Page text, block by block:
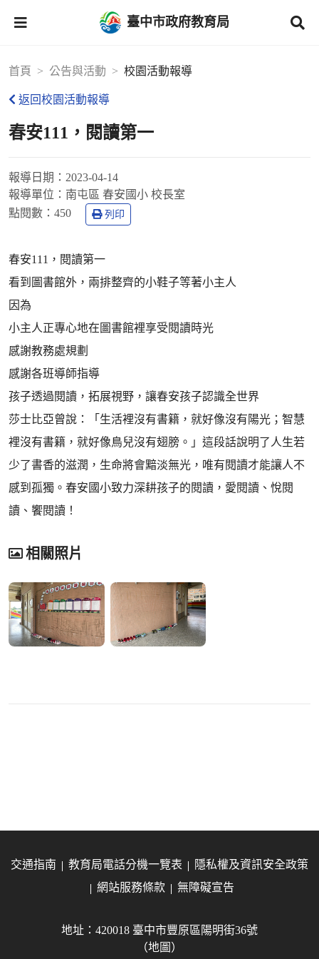
臺中市政府教育局
首頁 公告與活動 校園活動報導
返回校園活動報導
春安111，閱讀第一
報導日期： 2023-04-14
報導單位： 南屯區 春安國小 校長室
點閱數： 450 列印
春安111，閱讀第一
看到圖書館外，兩排整齊的小鞋子等著小主人
因為
小主人正專心地在圖書館裡享受閱讀時光
感謝教務處規劃
感謝各班導師指導
孩子透過閱讀，拓展視野，讓春安孩子認識全世界
莎士比亞曾說：「生活裡沒有書籍，就好像沒有陽光；智慧
裡沒有書籍，就好像鳥兒沒有翅膀。」這段話說明了人生若
少了書香的滋潤，生命將會黯淡無光，唯有閱讀才能讓人不
感到孤獨。春安國小致力深耕孩子的閱讀，愛閱讀、悅閱
讀、饗閱讀！
相關照片
交通指南 教育局電話分機一覽表
隱私權及資訊安全政策
網站服務條款
無障礙宣告
地址：420018 臺中市豐原區陽明街36號
（地圖）